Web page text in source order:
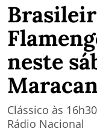
neste
Clássico às
Rádio Nacional